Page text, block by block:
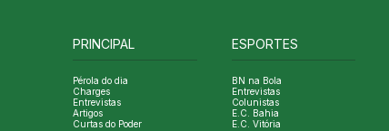
PRINCIPAL
Pérola do dia
Charges
Entrevistas
Artigos
Curtas do Poder
ESPORTES
BN na Bola
Entrevistas
Colunistas
E.C. Bahia
E.C. Vitória